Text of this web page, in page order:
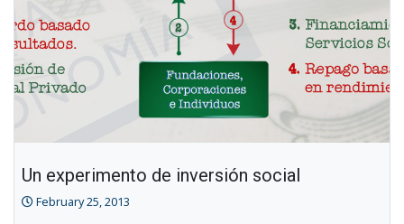
Un experimento de inversión social
February 25, 2013